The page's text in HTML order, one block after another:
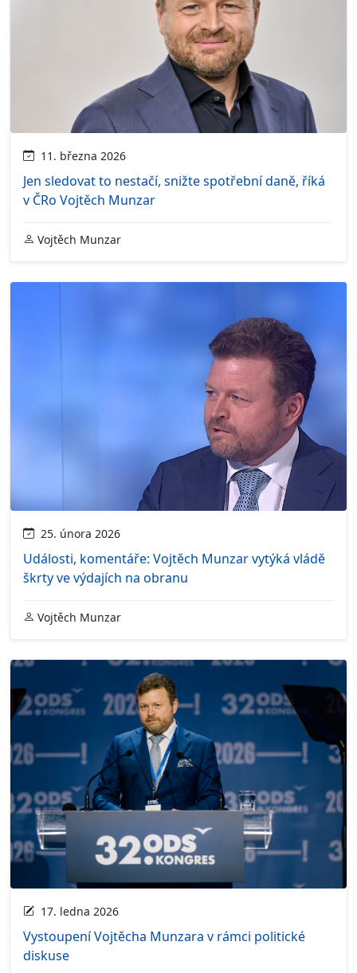
11. března 2026
Jen sledovat to nestačí, snižte spotřební daně, říká
v ČRo Vojtěch Munzar
Vojtěch Munzar
25. února 2026
Události, komentáře: Vojtěch Munzar vytýká vládě
škrty ve výdajích na obranu
Vojtěch Munzar
17. ledna 2026
Vystoupení Vojtěcha Munzara v rámci politické
diskuse